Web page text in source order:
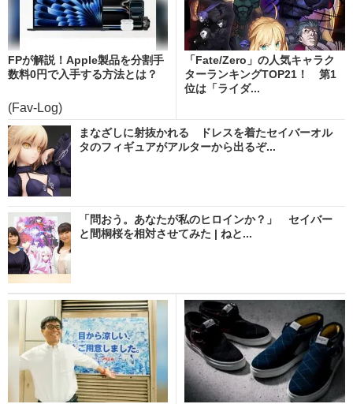
FPが解説！Apple製品を分割手
数料0円で入手する方法とは？
(Fav-Log)
「Fate/Zero」の人気キャラク
ターランキングTOP21！ 第1
位は「ライダ...
まなざしに射抜かれる ドレスを着たセイバーオル
タのフィギュアがアルターから出るぞ...
「問おう。あなたが私のヒロインか？」 セイバー
と間桐桜を相対させてみた | ねと...